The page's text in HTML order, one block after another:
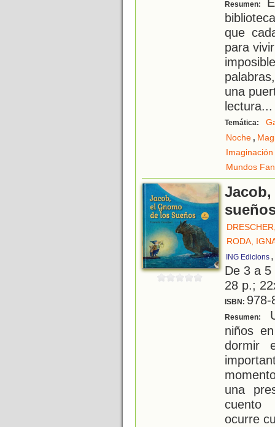
Resumen:
que
para
una
lectura...
Temática:
Noche,
Imaginación
Mundos
RODA,
ING Edicions
De 3 a
28 p.;
ISBN: 978-
Resumen:
niños
dormir
una
cuento
ocurre